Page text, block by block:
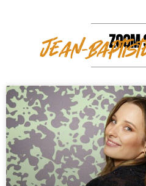
ZOOM
Jean-